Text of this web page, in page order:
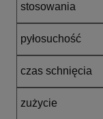
stosowania
pyłosuchość
czas schnięcia
zużycie
*Kod
*
*Adres E-Mail:
* Telefon: